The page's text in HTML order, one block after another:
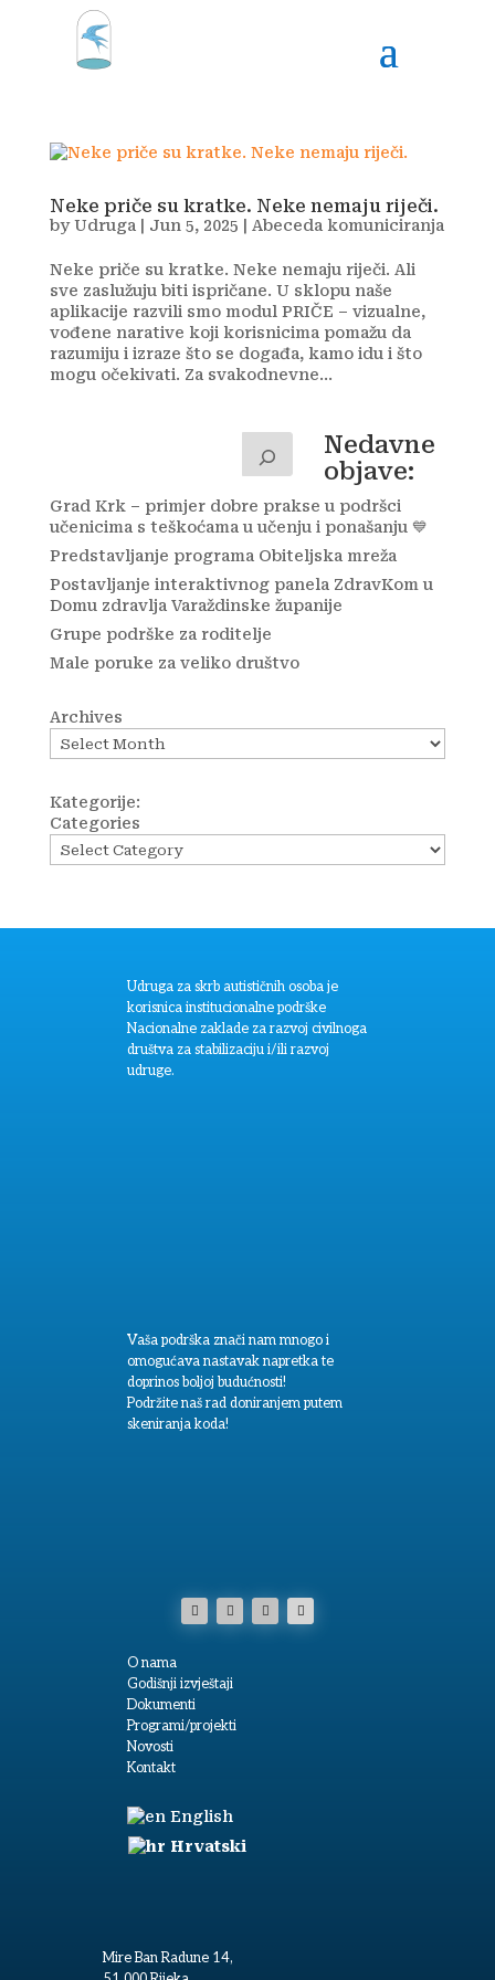
Neke priče su kratke. Neke nemaju riječi.
byUdruga Jun 5, 2025 Abeceda komuniciranja
Neke priče su kratke. Neke nemaju riječi. Ali
sve zaslužuju biti ispričane. U sklopu naše
aplikacije razvili smo modul PRIČE – vizualne,
vođene narative koji korisnicima pomažu da
razumiju i izraze što se događa, kamo idu i što
mogu očekivati. Za svakodnevne...
Nedavne
objave:
Grad Krk – primjer dobre prakse u podršci
učenicima s teškoćama u učenju i ponašanju 💙
Predstavljanje programa Obiteljska mreža
Postavljanje interaktivnog panela ZdravKom u
Domu zdravlja Varaždinske županije
Grupe podrške za roditelje
Male poruke za veliko društvo
Archives
Kategorije:
Categories
Udruga za skrb autističnih osoba je
korisnica institucionalne podrške
Nacionalne zaklade za razvoj civilnoga
društva za stabilizaciju i/ili razvoj
udruge.
Vaša podrška znači nam mnogo i
omogućava nastavak napretka te
doprinos boljoj budućnosti!
Podržite naš rad doniranjem putem
skeniranja koda!
O nama
Godišnji izvještaji
Dokumenti
Programi/projekti
Novosti
Kontakt
English
Hrvatski
Mire Ban Radune 14,